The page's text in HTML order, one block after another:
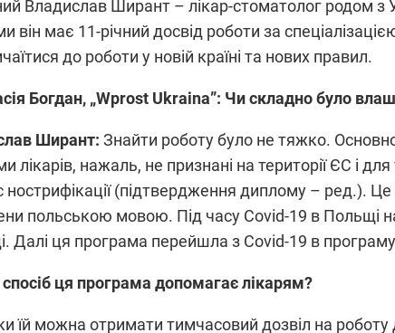
Владислав Ширант – лікар-стоматолог родом
він має 11-річний досвід роботи за
до роботи у новій країні та нових правил.
Богдан, „Wprost Ukraina”: Чи складно було
Ширант: Знайти роботу було не тяжко.
лікарів, нажаль, не признані на території ЄС і
нострифікації (підтвердження диплому – ред.).
польською мовою. Під часу Covid-19 в Польщі
Далі ця програма перейшла з Covid-19 в програму
ця програма допомагає лікарям?
їй можна отримати тимчасовий дозвіл на